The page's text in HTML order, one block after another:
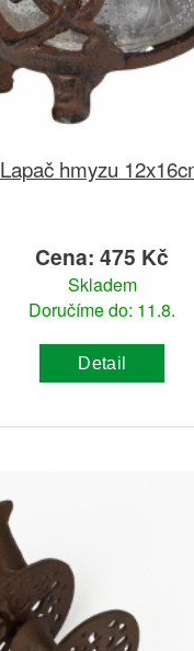
Lapač hmyzu
Cena: 475 Kč
Skladem
Doručíme do: 11.8.
Detail